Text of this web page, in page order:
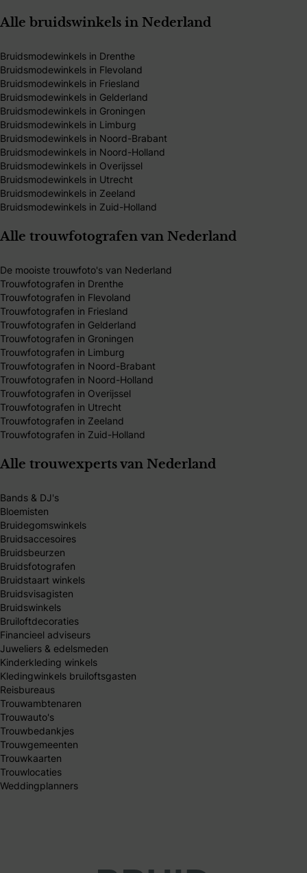
Alle bruidswinkels in Nederland
Bruidsmodewinkels in Drenthe
Bruidsmodewinkels in Flevoland
Bruidsmodewinkels in Friesland
Bruidsmodewinkels in Gelderland
Bruidsmodewinkels in Groningen
Bruidsmodewinkels in Limburg
Bruidsmodewinkels in Noord-Brabant
Bruidsmodewinkels in Noord-Holland
Bruidsmodewinkels in Overijssel
Bruidsmodewinkels in Utrecht
Bruidsmodewinkels in Zeeland
Bruidsmodewinkels in Zuid-Holland
Alle trouwfotografen van Nederland
De mooiste trouwfoto's van Nederland
Trouwfotografen in Drenthe
Trouwfotografen in Flevoland
Trouwfotografen in Friesland
Trouwfotografen in Gelderland
Trouwfotografen in Groningen
Trouwfotografen in Limburg
Trouwfotografen in Noord-Brabant
Trouwfotografen in Noord-Holland
Trouwfotografen in Overijssel
Trouwfotografen in Utrecht
Trouwfotografen in Zeeland
Trouwfotografen in Zuid-Holland
Alle trouwexperts van Nederland
Bands & DJ's
Bloemisten
Bruidegomswinkels
Bruidsaccesoires
Bruidsbeurzen
Bruidsfotografen
Bruidstaart winkels
Bruidsvisagisten
Bruidswinkels
Bruiloftdecoraties
Financieel adviseurs
Juweliers & edelsmeden
Kinderkleding winkels
Kledingwinkels bruiloftsgasten
Reisbureaus
Trouwambtenaren
Trouwauto's
Trouwbedankjes
Trouwgemeenten
Trouwkaarten
Trouwlocaties
Weddingplanners